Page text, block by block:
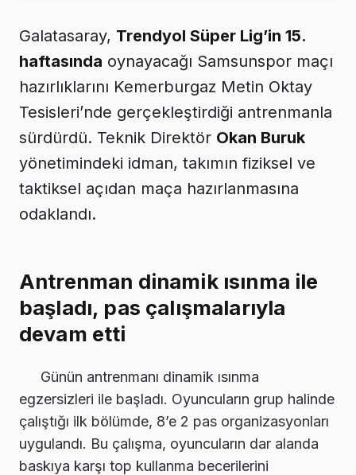
Galatasaray, Trendyol Süper Lig’in 15.
haftasında oynayacağı Samsunspor maçı
hazırlıklarını Kemerburgaz Metin Oktay
Tesisleri’nde gerçekleştirdiği antrenmanla
sürdürdü. Teknik Direktör Okan Buruk
yönetimindeki idman, takımın fiziksel ve
taktiksel açıdan maça hazırlanmasına
odaklandı.
Antrenman dinamik ısınma ile
başladı, pas çalışmalarıyla
devam etti
Günün antrenmanı dinamik ısınma
egzersizleri ile başladı. Oyuncuların grup halinde
çalıştığı ilk bölümde, 8’e 2 pas organizasyonları
uygulandı. Bu çalışma, oyuncuların dar alanda
baskıya karşı top kullanma becerilerini